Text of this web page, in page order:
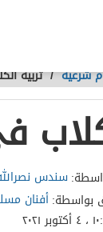
شرعية /تربية
سندس
بواسطة:أفنان
٢٠٢١